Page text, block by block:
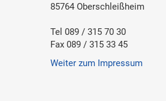
85764 Oberschleißheim
Tel 089 / 315 70 30
Fax 089 / 315 33 45
Weiter zum Impressum